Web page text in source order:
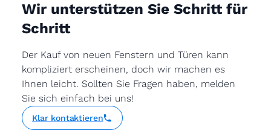
Wir unterstützen Sie Schritt für
Schritt
Der Kauf von neuen Fenstern und Türen kann
kompliziert erscheinen, doch wir machen es
Ihnen leicht. Sollten Sie Fragen haben, melden
Sie sich einfach bei uns!
Klar kontaktieren